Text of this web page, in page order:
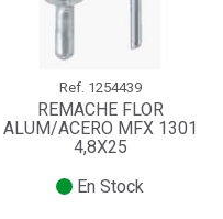
Ref. 1254439
REMACHE FLOR
ALUM/ACERO MFX 1301
4,8X25
En Stock